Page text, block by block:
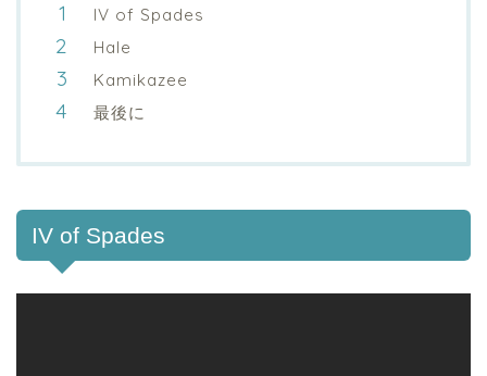
IV of Spades
Hale
Kamikazee
最後に
IV of Spades